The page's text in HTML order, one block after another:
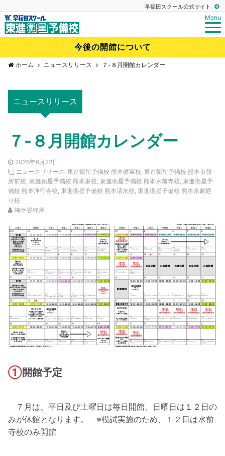
早稲田スクール公式サイト
Menu
今後の開館について
ホーム ニュースリリース ７-８月開館カレンダー
ニュースリリース
７-８月開館カレンダー
2026年6月22日
ニュースリリース, 東進衛星予備校 熊本健軍校, 東進衛星予備校 熊本市役
所前校, 東進衛星予備校 熊本東校, 東進衛星予備校 熊本水前寺校, 東進衛星予
備校 熊本浄行寺校, 東進衛星予備校 熊本清水校, 東進衛星予備校 熊本県劇通
り校
梅ケ谷柊摩
①開館予定
７月は、平日及び土曜日は毎日開館、日曜日は１２日の
みが休館となります。 ※模試実施のため、１２日は水前
寺校のみ開館